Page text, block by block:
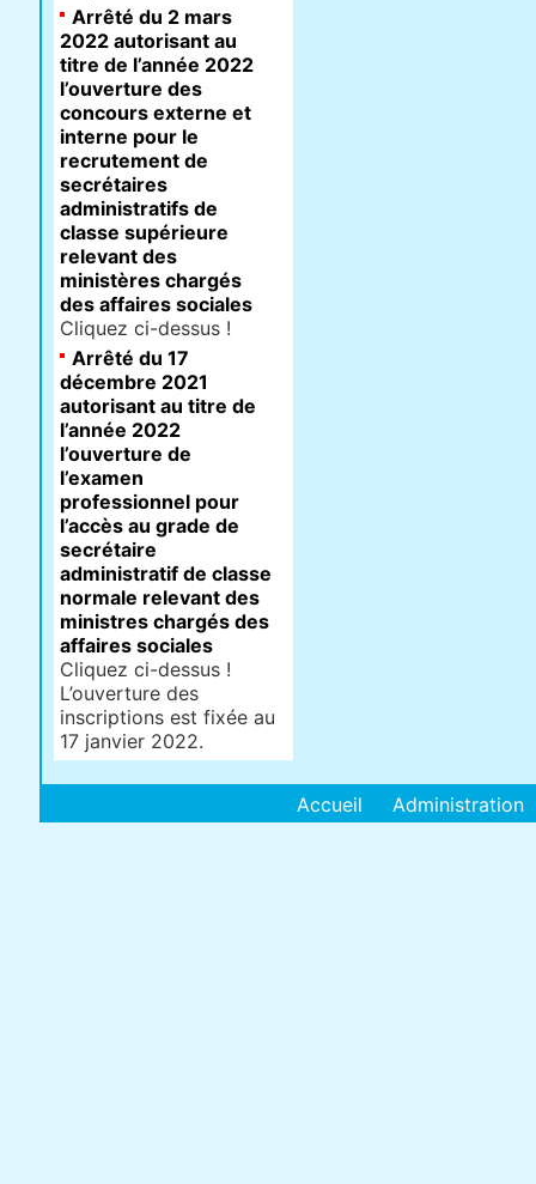
Arrêté du 2 mars
2022 autorisant au
titre de l’année 2022
l’ouverture des
concours externe et
interne pour le
recrutement de
secrétaires
administratifs de
classe supérieure
relevant des
ministères chargés
des affaires sociales
Cliquez ci-dessus !
Arrêté du 17
décembre 2021
autorisant au titre de
l’année 2022
l’ouverture de
l’examen
professionnel pour
l’accès au grade de
secrétaire
administratif de classe
normale relevant des
ministres chargés des
affaires sociales
Cliquez ci-dessus !
L’ouverture des
inscriptions est fixée au
17 janvier 2022.
Accueil Administration